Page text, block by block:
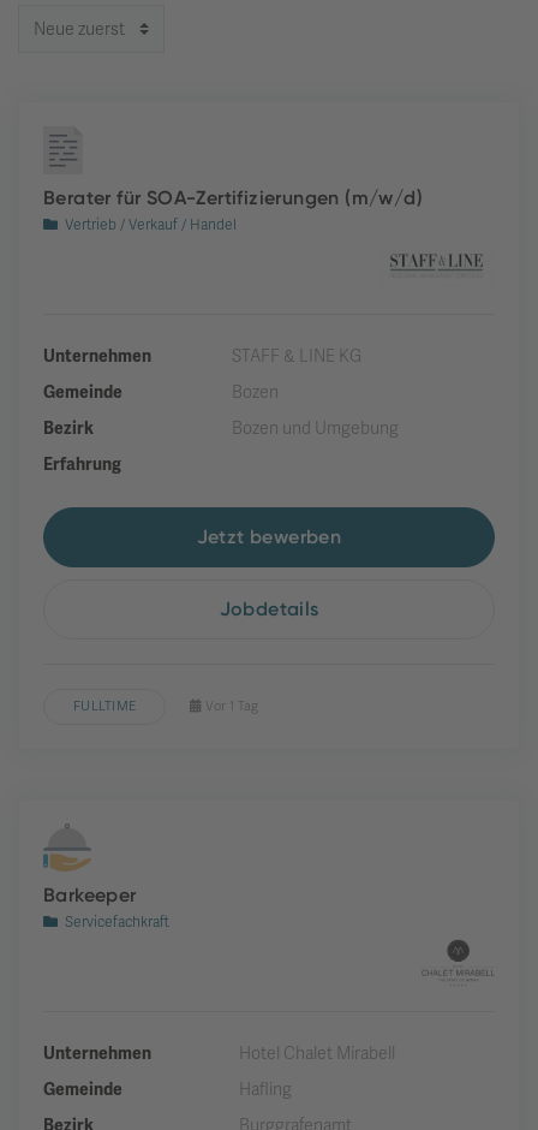
Berater für SOA-Zertifizierungen (m/w/d)
Vertrieb / Verkauf / Handel
Unternehmen
STAFF & LINE KG
Gemeinde
Bozen
Bezirk
Bozen und Umgebung
Erfahrung
Jetzt bewerben
Jobdetails
FULLTIME Vor 1 Tag
Barkeeper
Servicefachkraft
Unternehmen
Hotel Chalet Mirabell
Gemeinde
Hafling
Bezirk
Burggrafenamt